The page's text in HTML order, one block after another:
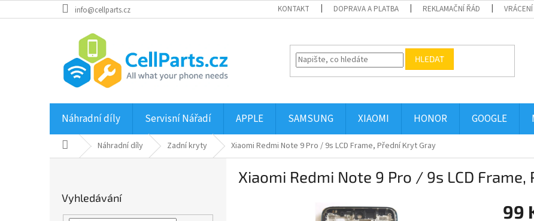
na
info@cellparts.cz KONTAKT DOPRAVA A PLATBA REKLAMAČNÍ ŘÁD VRÁCENÍ
HLEDAT
Náhradní díly Servisní Nářadí APPLE SAMSUNG XIAOMI HONOR GOOGLE
Domů Náhradní díly Zadní kryty Xiaomi Redmi Note 9 Pro / 9s LCD Frame, Přední Kryt Gray
Vyhledávání
Xiaomi Redmi Note 9 Pro / 9s LCD Frame,
99